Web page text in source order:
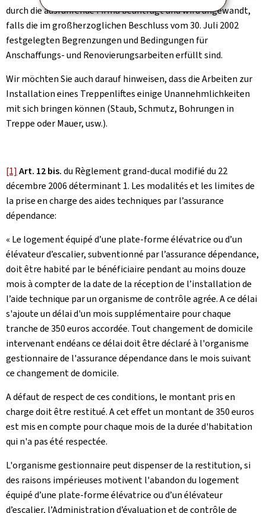
durch die ausführende Firma beantragt und wird angewandt,
falls die im großherzoglichen Beschluss vom 30. Juli 2002
festgelegten Begrenzungen und Bedingungen für
Anschaffungs- und Renovierungsarbeiten erfüllt sind.
Wir möchten Sie auch darauf hinweisen, dass die Arbeiten zur
Installation eines Treppenliftes einige Unannehmlichkeiten
mit sich bringen können (Staub, Schmutz, Bohrungen in
Treppe oder Mauer, usw.).
[1] Art. 12 bis.du Règlement grand-ducal modifié du 22
décembre 2006 déterminant 1. Les modalités et les limites de
la prise en charge des aides techniques par l’assurance
dépendance:
« Le logement équipé d’une plate-forme élévatrice ou d’un
élévateur d’escalier, subventionné par l’assurance dépendance,
doit être habité par le bénéficiaire pendant au moins douze
mois à compter de la date de la réception de l’installation de
l’aide technique par un organisme de contrôle agrée. A ce délai
s'ajoute un délai d'un mois supplémentaire pour chaque
tranche de 350 euros accordée. Tout changement de domicile
intervenant endéans ce délai doit être déclaré à l'organisme
gestionnaire de l'assurance dépendance dans le mois suivant
ce changement de domicile.
A défaut de respect de ces conditions, le montant pris en
charge doit être restitué. A cet effet un montant de 350 euros
est mis en compte pour chaque mois de la durée d'habitation
qui n'a pas été respectée.
L'organisme gestionnaire peut dispenser de la restitution, si
des raisons impérieuses motivent l'abandon du logement
équipé d’une plate-forme élévatrice ou d’un élévateur
d’escalier, l’Administration d’évaluation et de contrôle de